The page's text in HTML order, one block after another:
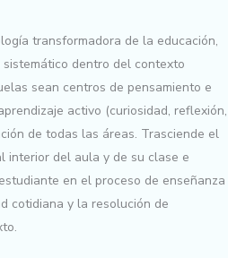
transformadora de la educación,
dentro del contexto
sean centros de pensamiento e
activo (curiosidad, reflexión,
de todas las áreas. Trasciende el
interior del aula y de su clase e
en el proceso de enseñanza
cotidiana y la resolución de